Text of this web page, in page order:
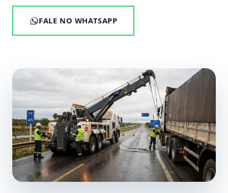
FALE NO WHATSAPP